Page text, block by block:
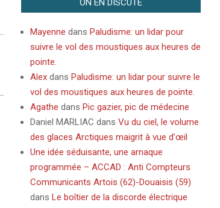
ON EN DISCUTE
Mayenne dans Paludisme: un lidar pour
suivre le vol des moustiques aux heures de
pointe.
Alexdans Paludisme: un lidar pour suivre le
vol des moustiques aux heures de pointe.
Agathe dans Pic gazier, pic de médecine
Daniel MARLIAC dans Vu du ciel, le volume
des glaces Arctiques maigrit à vue d’œil
Une idée séduisante, une arnaque
programmée – ACCAD : Anti Compteurs
Communicants Artois (62)-Douaisis (59)
dans Le boîtier de la discorde électrique